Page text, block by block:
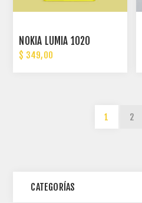
NOKIA LUMIA 1020
$ 349,00
1 2
CATEGORÍAS